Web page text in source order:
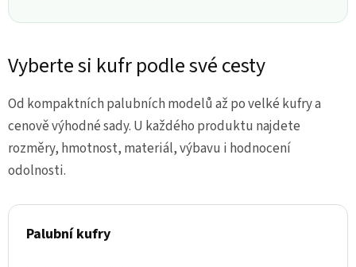
Vyberte si kufr podle své cesty
Od kompaktních palubních modelů až po velké kufry a
cenově výhodné sady. U každého produktu najdete
rozměry, hmotnost, materiál, výbavu i hodnocení
odolnosti.
Palubní kufry